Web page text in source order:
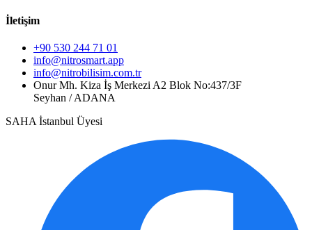
İletişim
+90 530 244 71 01
info@nitrosmart.app
info@nitrobilisim.com.tr
Onur Mh. Kiza İş Merkezi A2 Blok No:437/3F
Seyhan / ADANA
SAHA İstanbul Üyesi